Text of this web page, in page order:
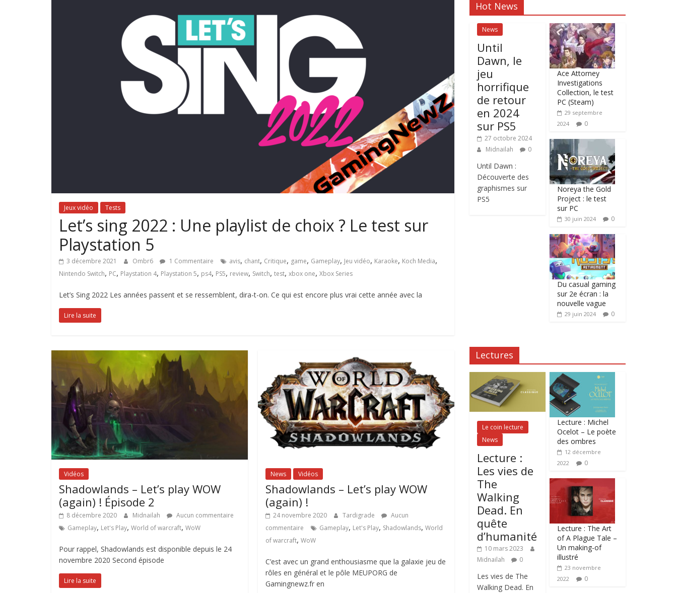
Jeux vidéo Tests
Let’s sing 2022 : Une playlist de choix ? Le test sur
Playstation 5
3 décembre 2021 Ombr6 1 Commentaire avis, chant, Critique, game, Gameplay, Jeu vidéo, Karaoke, Koch Media,
Nintendo Switch, PC, Playstation 4, Playstation 5, ps4, PS5, review, Switch, test, xbox one, Xbox Series
Let’s Sing 2022 Les années passent et se ressemblent, dira-t-on. Ce qui est encore plus vrai cette année avec la
Lire la suite
Vidéos
Shadowlands – Let’s play WOW
(again) ! Épisode 2
8 décembre 2020 Midnailah
Aucun commentaire
Gameplay, Let's Play, World of warcraft, WoW
Pour rappel, Shadowlands est disponible depuis le 24
novembre 2020 Second épisode
Lire la suite
News Vidéos
Shadowlands – Let’s play WOW
(again) !
24 novembre 2020 Tardigrade
Aucun
commentaire
Gameplay, Let's Play, Shadowlands,World
of warcraft,WoW
C’est avec un grand enthousiasme que la galaxie jeu de
rôles en général et le pôle MEUPORG de
Gamingnewz.fr en
Hot News
News
Until
Dawn, le
jeu
horrifique
de retour
en 2024
sur PS5
27 octobre 2024
Midnailah
0
Until Dawn :
Découverte des
graphismes sur
PS5
Ace Attorney
Investigations
Collection, le test
PC (Steam)
29 septembre
2024
0
Noreya the Gold
Project : le test
sur PC
30 juin 2024 0
Du casual gaming
sur 2e écran : la
nouvelle vague
29 juin 2024 0
Lectures
Le coin lecture
News
Lecture :
Les vies de
The
Walking
Dead. En
quête
d’humanité
10 mars 2023
Midnailah
0
Les vies de The
Walking Dead. En
Lecture : Michel
Ocelot – Le poète
des ombres
12 décembre
2022
0
Lecture : The Art
of A Plague Tale –
Un making-of
illustré
23 novembre
2022
0